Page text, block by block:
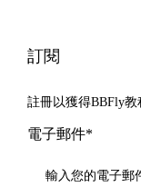
訂閱
註冊以獲得BBFly教
電子郵件*